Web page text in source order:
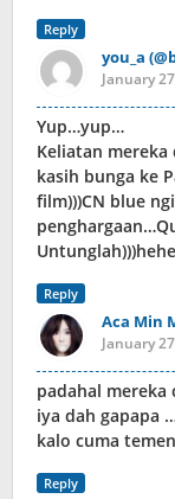
Reply
you_a
January
Yup…yup…
Keliatan
kasih bunga ke
film)))CN blue
Reply
Aca Min
January
padahal mereka
iya dah gapapa
kalo cuma
Reply